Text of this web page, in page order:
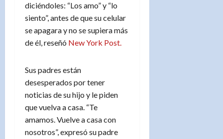
diciéndoles: “Los amo” y “lo
siento”, antes de que su celular
se apagara y no se supiera más
de él, reseñó New York Post.
Sus padres están
desesperados por tener
noticias de su hijo y le piden
que vuelva a casa. “Te
amamos. Vuelve a casa con
nosotros”, expresó su padre